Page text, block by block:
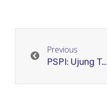
Previous
PSPI: Ujung Tombak Inovasi Publikasi Ilmiah di Relawan Jurnal Indonesia